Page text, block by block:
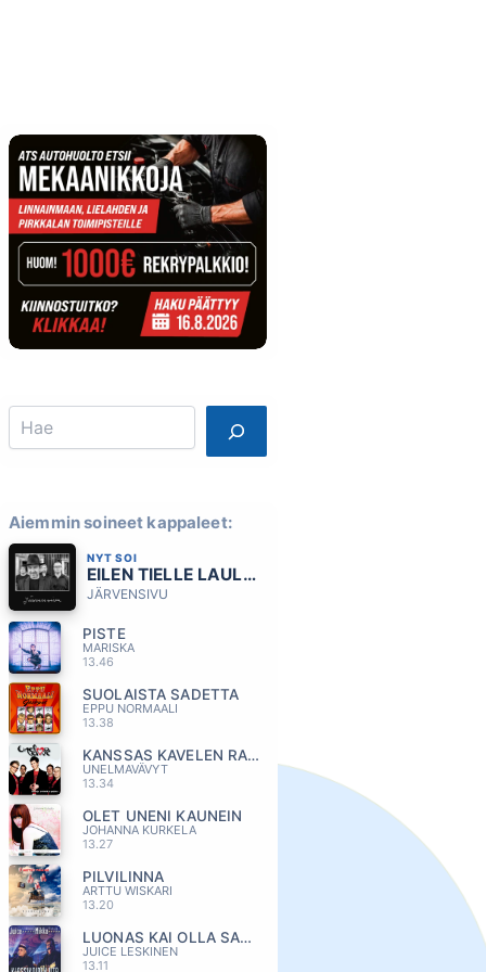
Search
Aiemmin soineet kappaleet:
NYT SOI
EILEN TIELLE LAULOIN
JÄRVENSIVU
PISTE
MARISKA
13.46
SUOLAISTA SADETTA
EPPU NORMAALI
13.38
KANSSAS KAVELEN RANTAA
UNELMAVÄVYT
13.34
OLET UNENI KAUNEIN
JOHANNA KURKELA
13.27
PILVILINNA
ARTTU WISKARI
13.20
LUONAS KAI OLLA SAAN
JUICE LESKINEN
13.11